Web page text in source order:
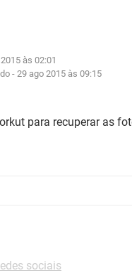
às 02:01
-29 ago 2015 às 09:15
para recuperar as
sociais